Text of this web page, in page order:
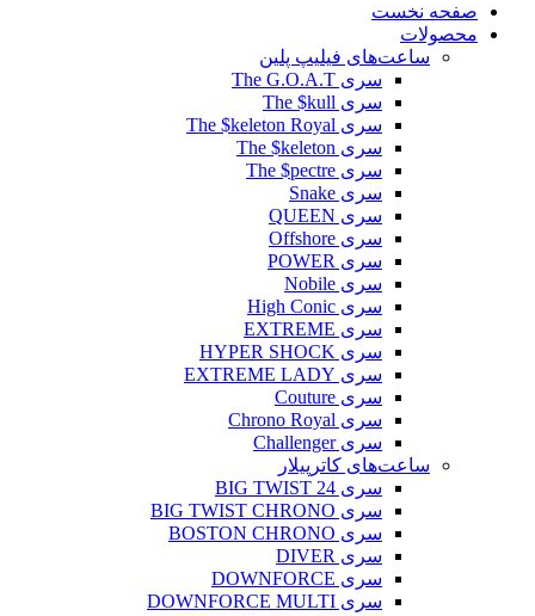
صفحه نخست
محصولات
ساعت‌های فیلیپ پلین
سری The G.O.A.T
سری The $kull
سری The $keleton Royal
سری The $keleton
سری The $pectre
سری Snake
سری QUEEN
سری Offshore
سری POWER
سری Nobile
سری High Conic
سری EXTREME
سری HYPER SHOCK
سری EXTREME LADY
سری Couture
سری Chrono Royal
سری Challenger
ساعت‌های کاترپیلار
سری BIG TWIST 24
سری BIG TWIST CHRONO
سری BOSTON CHRONO
سری DIVER
سری DOWNFORCE
سری DOWNFORCE MULTI